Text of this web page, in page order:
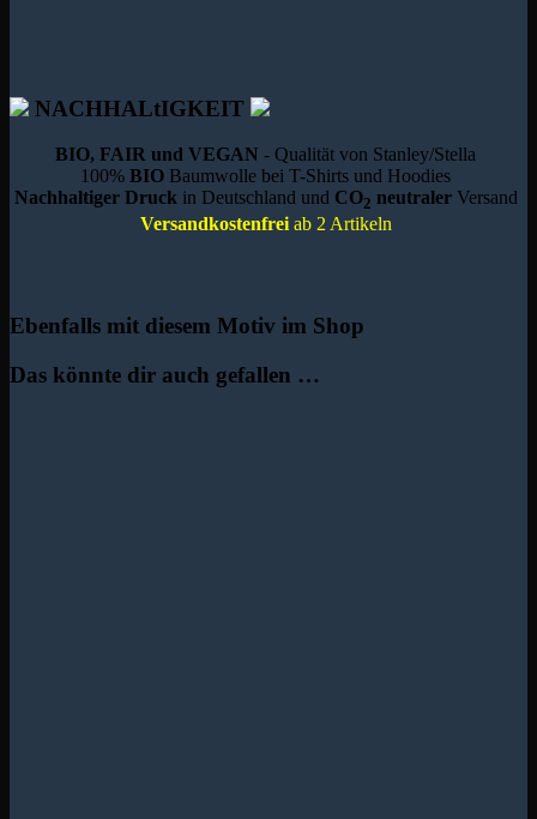
NACHHALtIGKEIT
BIO, FAIR und VEGAN - Qualität von Stanley/Stella
100%BIO Baumwolle bei T-Shirts und Hoodies
Nachhaltiger Druck in Deutschland und CO2 neutraler Versand
Versandkostenfreiab 2 Artikeln
Ebenfalls mit diesem Motiv im Shop
Das könnte dir auch gefallen …